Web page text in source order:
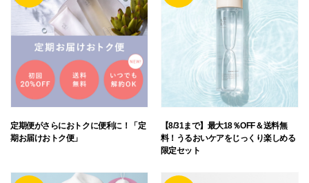
定期便がさらにおトクに便利に！「定
期お届けおトク便」
【8/31まで】最大18％OFF＆送料無
料！うるおいケアをじっくり楽しめる
限定セット